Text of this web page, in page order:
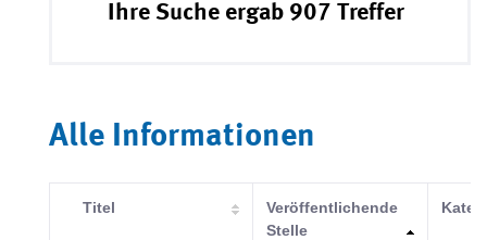
Ihre Suche ergab 907 Treffer
Alle Informationen
Titel
Veröffentlichende
Stelle